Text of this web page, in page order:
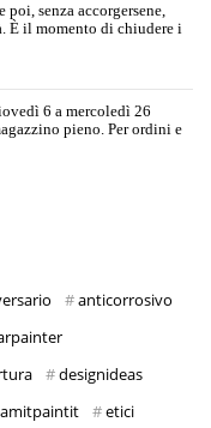
poi, senza accorgersene,
È il momento di chiudere i
6 a mercoledì 26
pieno. Per ordini e
anticorrosivo
designideas
etici